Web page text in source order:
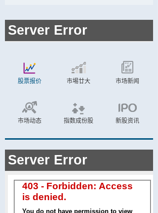
股票报价 市埸廿大 市场新闻
市场动态 指数成份股 新股资讯